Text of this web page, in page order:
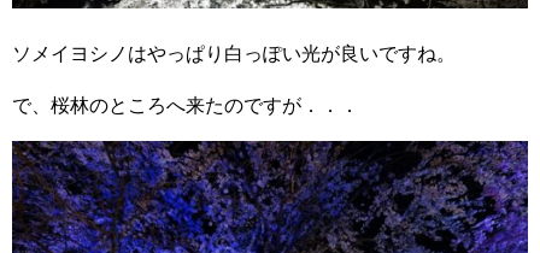
ソメイヨシノはやっぱり白っぽい光が良いですね。
で、桜林のところへ来たのですが．．．